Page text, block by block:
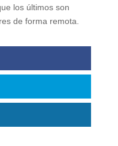
los últimos son
de forma remota.